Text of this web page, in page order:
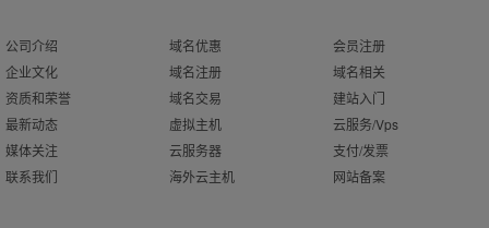
公司介绍
企业文化
资质和荣誉
最新动态
媒体关注
联系我们
域名优惠
域名注册
域名交易
虚拟主机
云服务器
海外云主机
会员注册
域名相关
建站入门
云服务/Vps
支付/发票
网站备案